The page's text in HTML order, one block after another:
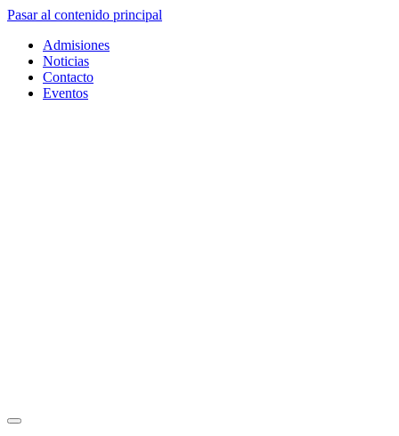
Pasar al contenido principal
Admisiones
Noticias
Contacto
Eventos